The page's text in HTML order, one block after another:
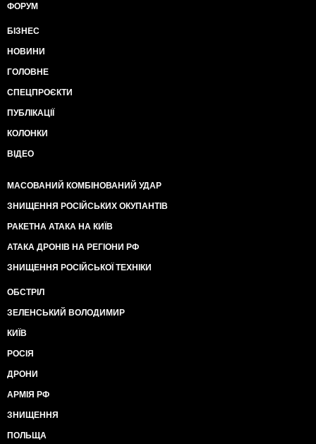
ФОРУМ
БІЗНЕС
НОВИНИ
ГОЛОВНЕ
СПЕЦПРОЄКТИ
ПУБЛІКАЦІЇ
КОЛОНКИ
ВІДЕО
МАСОВАНИЙ КОМБІНОВАНИЙ УДАР
ЗНИЩЕННЯ РОСІЙСЬКИХ ОКУПАНТІВ
РАКЕТНА АТАКА НА КИЇВ
АТАКА ДРОНІВ НА РЕГІОНИ РФ
ЗНИЩЕННЯ РОСІЙСЬКОЇ ТЕХНІКИ
ОБСТРІЛ
ЗЕЛЕНСЬКИЙ ВОЛОДИМИР
КИЇВ
РОСІЯ
ДРОНИ
АРМІЯ РФ
ЗНИЩЕННЯ
ПОЛЬЩА